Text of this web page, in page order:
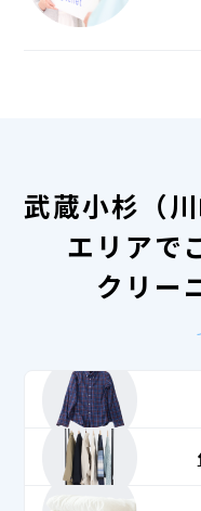
武蔵小杉（
エリアで
クリー